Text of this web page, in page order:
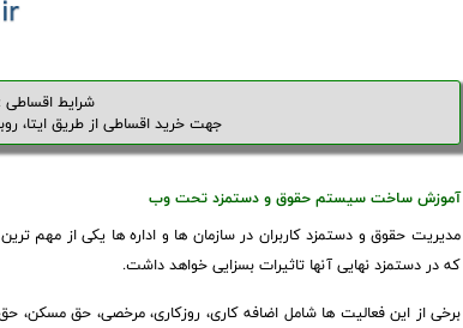
شرایط اقساطی
جهت خرید اقساطی از طریق ایتا،
آموزش ساخت سیستم حقوق و دستمزد تحت وب
مدیریت حقوق و دستمزد کاربران در سازمان ها و اداره ها یکی از مهم
که در دستمزد نهایی آنها تاثیرات بسزایی خواهد داشت.
برخی از این فعالیت ها شامل اضافه کاری، روزکاری، مرخصی، حق مسکن،